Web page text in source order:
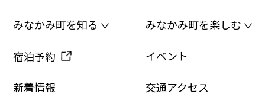
みなかみ町を知る みなかみ町を楽しむ
宿泊予約 イベント
新着情報 交通アクセス